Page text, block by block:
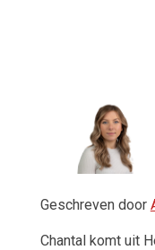
Geschreven door
Chantal komt uit